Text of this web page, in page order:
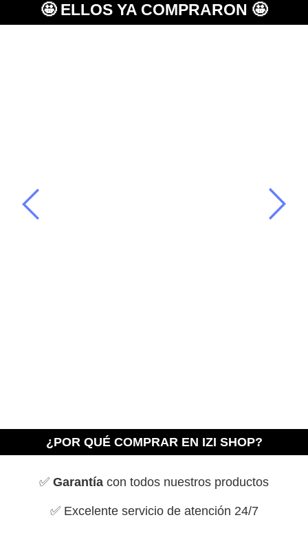
🤩 ELLOS YA COMPRARON 🤩
M.C
Compré en la noche y al día siguiente
¿POR QUÉ COMPRAR EN IZI SHOP?
✅ Garantía con todos nuestros productos
✅ Excelente servicio de atención 24/7